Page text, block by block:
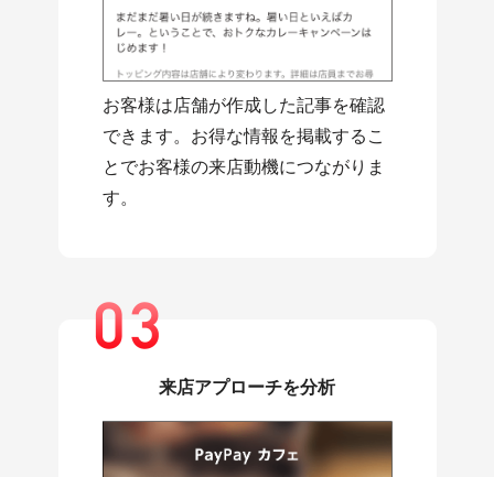
お客様は店舗が作成した記事を確認
できます。お得な情報を掲載するこ
とでお客様の来店動機につながりま
す。
来店アプローチを分析